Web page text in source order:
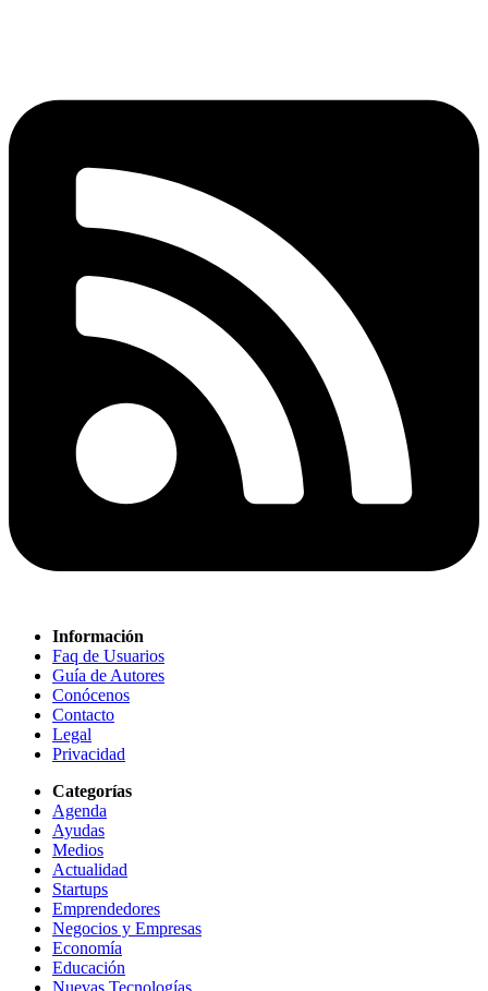
Información
Faq de Usuarios
Guía de Autores
Conócenos
Contacto
Legal
Privacidad
Categorías
Agenda
Ayudas
Medios
Actualidad
Startups
Emprendedores
Negocios y Empresas
Economía
Educación
Nuevas Tecnologías